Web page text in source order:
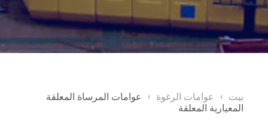
بيت › عوامات الرغوة › عوامات المرساة المعلقة
المعيارية المعلقة